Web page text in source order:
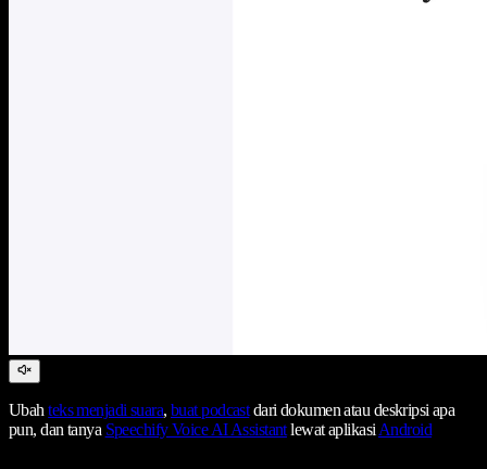
Ubahteks menjadi suara,buat podcastdari dokumen atau deskripsi apa
pun, dan tanya Speechify Voice AI Assistantlewat aplikasiAndroid